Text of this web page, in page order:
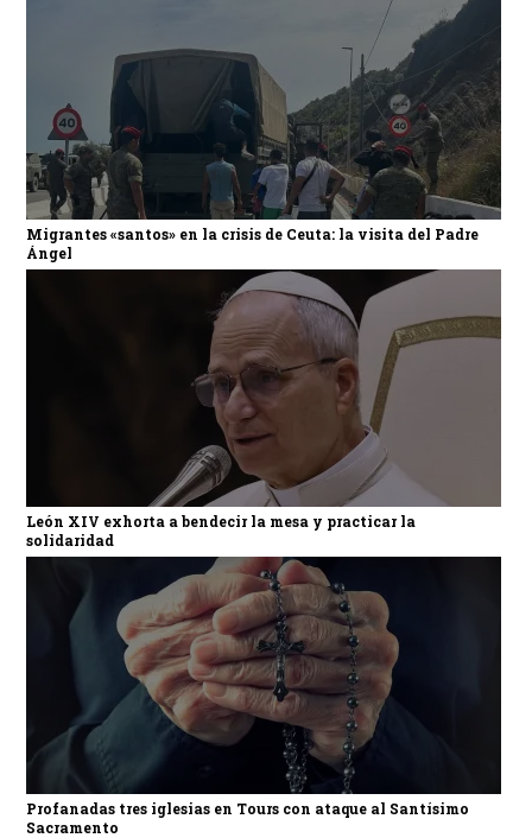
Migrantes «santos» en la crisis de Ceuta: la visita del Padre
Ángel
León XIV exhorta a bendecir la mesa y practicar la
solidaridad
Profanadas tres iglesias en Tours con ataque al Santísimo
Sacramento